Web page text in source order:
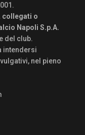
collegati o
Napoli S.p.A.
del club.
intendersi
nel pieno